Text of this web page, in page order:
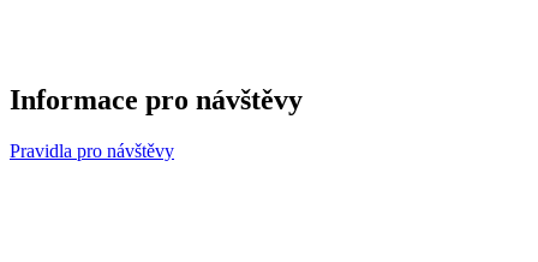
Informace pro návštěvy
Pravidla pro návštěvy